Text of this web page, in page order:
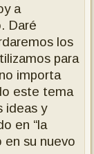
a
Daré
los
para
importa
este tema
ideas y
en “la
su nuevo